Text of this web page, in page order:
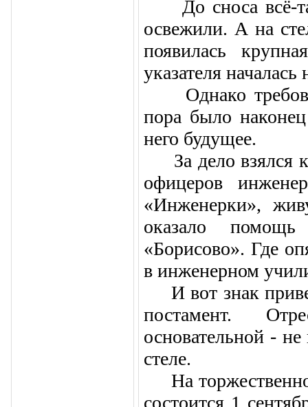
До сноса всё-
освежили. А на
появилась
указателя
Однако
пора было
него будущее.
За дело взялся
офицеров
«Инженерки»,
оказало помощь
«Борисово». Где
в инженерном
И вот знак
постамент.
основательной -
стеле.
На
состоится 1